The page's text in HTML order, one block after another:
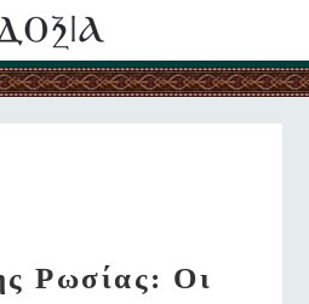
Ρωσίας: Οι